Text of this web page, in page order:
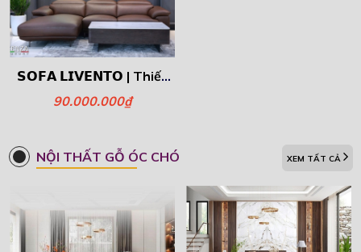
𝗦𝗢𝗙𝗔 𝗟𝗜𝗩𝗘𝗡𝗧𝗢 | Thiết
kế Hiện Đại , Sang
90.000.000₫
NỘI THẤT GỖ ÓC CHÓ XEM TẤT CẢ